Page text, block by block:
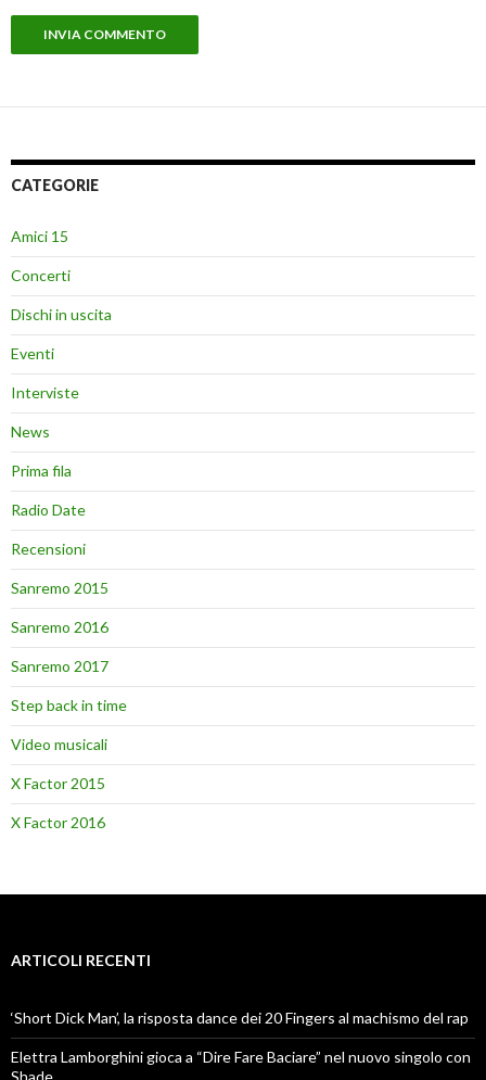
CATEGORIE
Amici 15
Concerti
Dischi in uscita
Eventi
Interviste
News
Prima fila
Radio Date
Recensioni
Sanremo 2015
Sanremo 2016
Sanremo 2017
Step back in time
Video musicali
X Factor 2015
X Factor 2016
ARTICOLI RECENTI
‘Short Dick Man’, la risposta dance dei 20 Fingers al machismo del rap
Elettra Lamborghini gioca a “Dire Fare Baciare” nel nuovo singolo con
Shade